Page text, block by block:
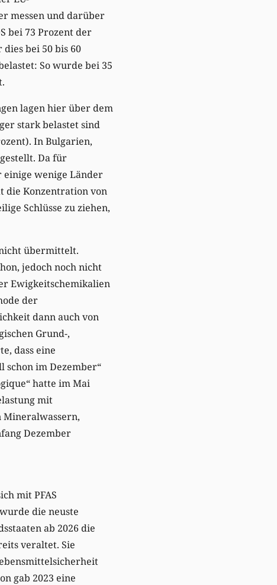
messen und darüber
bei 73 Prozent der
bei 50 bis 60
So wurde bei 35
lagen hier über dem
stark belastet sind
In Bulgarien,
Da für
einige wenige Länder
die Konzentration von
Schlüsse zu ziehen,
übermittelt.
jedoch noch nicht
Ewigkeitschemikalien
der
dann auch von
Grund-,
dass eine
im Dezember“
hatte im Mai
mit
Mineralwassern,
Dezember
mit PFAS
die neuste
ab 2026 die
veraltet. Sie
gab 2023 eine